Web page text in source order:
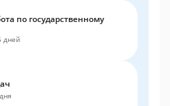
по государственному
дней